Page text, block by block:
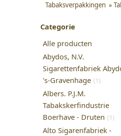
Tabaksverpakkingen »
Categorie
Alle producten
Abydos, N.V.
Sigarettenfabriek
's-Gravenhage (1)
Albers. P.J.M.
Tabakskerfindustrie
Boerhave - Druten (1)
Alto Sigarenfabriek -